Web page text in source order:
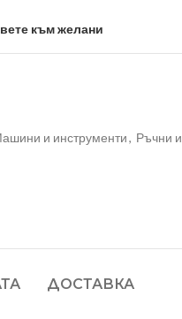
към желани
и инструменти, Ръчни
ДОСТАВКА